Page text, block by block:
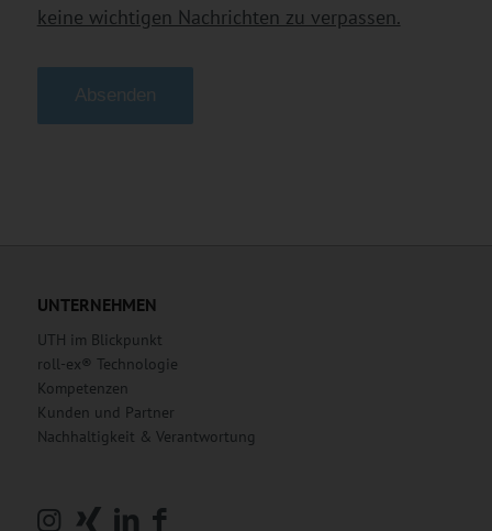
keine wichtigen Nachrichten zu verpassen.
UNTERNEHMEN
UTH im Blickpunkt
roll-ex® Technologie
Kompetenzen
Kunden und Partner
Nachhaltigkeit & Verantwortung